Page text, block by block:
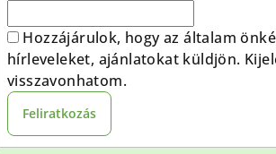
Hozzájárulok, hogy az általam
hírleveleket, ajánlatokat küldjön.
visszavonhatom.
Feliratkozás